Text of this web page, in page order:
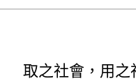
取之社會，用之